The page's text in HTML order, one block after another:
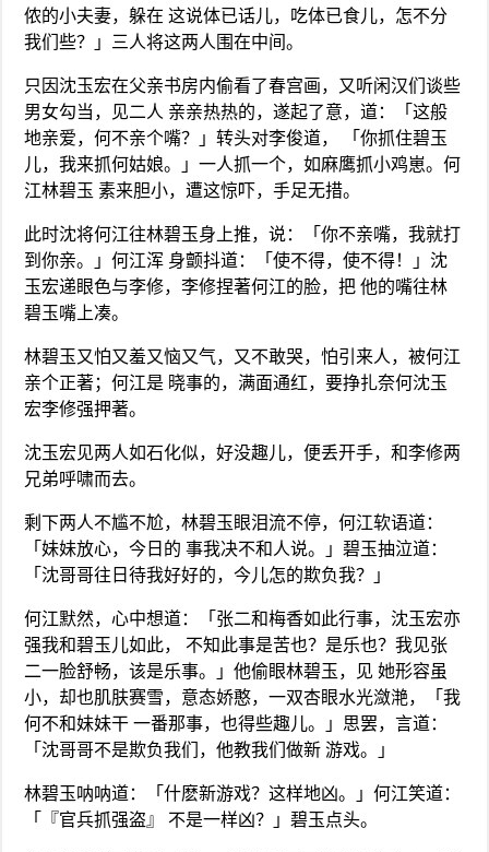
侬的小夫妻，躲在 这说体已话儿，吃体已食儿，怎不分
我们些？」三人将这两人围在中间。
只因沈玉宏在父亲书房内偷看了春宫画，又听闲汉们谈些
男女勾当，见二人 亲亲热热的，遂起了意，道：「这般
地亲爱，何不亲个嘴？」转头对李俊道， 「你抓住碧玉
儿，我来抓何姑娘。」一人抓一个，如麻鹰抓小鸡崽。何
江林碧玉 素来胆小，遭这惊吓，手足无措。
此时沈将何江往林碧玉身上推，说：「你不亲嘴，我就打
到你亲。」何江浑 身颤抖道：「使不得，使不得！」沈
玉宏递眼色与李修，李修捏著何江的脸，把 他的嘴往林
碧玉嘴上凑。
林碧玉又怕又羞又恼又气，又不敢哭，怕引来人，被何江
亲个正著；何江是 晓事的，满面通红，要挣扎奈何沈玉
宏李修强押著。
沈玉宏见两人如石化似，好没趣儿，便丢开手，和李修两
兄弟呼啸而去。
剩下两人不尴不尬，林碧玉眼泪流不停，何江软语道：
「妹妹放心，今日的 事我决不和人说。」碧玉抽泣道：
「沈哥哥往日待我好好的，今儿怎的欺负我？」
何江默然，心中想道：「张二和梅香如此行事，沈玉宏亦
强我和碧玉儿如此， 不知此事是苦也？是乐也？我见张
二一脸舒畅，该是乐事。」他偷眼林碧玉，见 她形容虽
小，却也肌肤赛雪，意态娇憨，一双杏眼水光潋滟，「我
何不和妹妹干 一番那事，也得些趣儿。」思罢，言道：
「沈哥哥不是欺负我们，他教我们做新 游戏。」
林碧玉呐呐道：「什麽新游戏？这样地凶。」何江笑道：
「『官兵抓强盗』 不是一样凶？」碧玉点头。